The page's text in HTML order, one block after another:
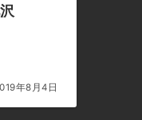
年8月4日